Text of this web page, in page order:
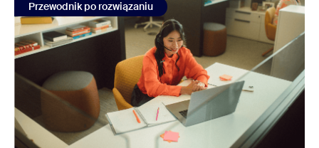
Przewodnik po rozwiązaniu